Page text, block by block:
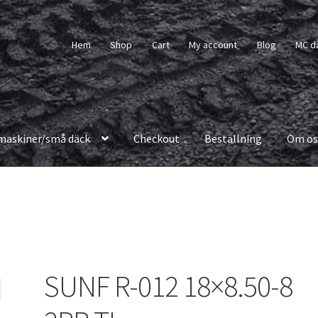
Hem Shop Cart My account Blog MC
små däck Checkout Beställning Om
SUNF R-012 18×8.50-8